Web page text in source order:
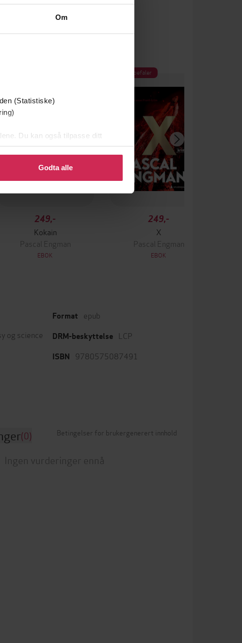
Om
(Statistiske)
Du kan også tilpasse ditt
eller endre ditt samtykke.
Godta alle
249,-
Kokain
Pascal Engman
EBOK
Vi anbefaler
249,-
X
Pascal Engman
EBOK
og science
Format epub
DRM-beskyttelse LCP
ISBN 9780575087491
(0) Betingelser for brukergenerert innhold
Ingen vurderinger ennå